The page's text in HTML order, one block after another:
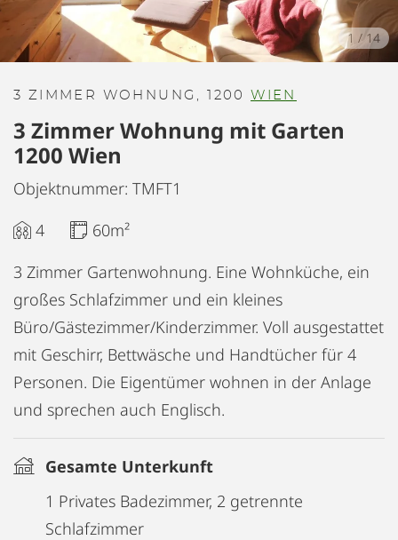
1 /14
3 ZIMMER WOHNUNG, 1200 WIEN
3 Zimmer Wohnung mit Garten
1200 Wien
Objektnummer: TMFT1
4
60m²
3 Zimmer Gartenwohnung. Eine Wohnküche, ein
großes Schlafzimmer und ein kleines
Büro/Gästezimmer/Kinderzimmer. Voll ausgestattet
mit Geschirr, Bettwäsche und Handtücher für 4
Personen. Die Eigentümer wohnen in der Anlage
und sprechen auch Englisch.
Gesamte Unterkunft
1 Privates Badezimmer, 2 getrennte
Schlafzimmer